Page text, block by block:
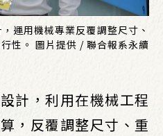
運用機械專業反覆調整尺寸、
性。 圖片提供 / 聯合報系永續
計，利用在機械工程
，反覆調整尺寸、重